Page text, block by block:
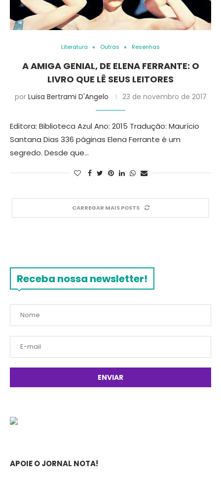
Literatura Outras Resenhas
A AMIGA GENIAL, DE ELENA FERRANTE: O
LIVRO QUE LÊ SEUS LEITORES
por Luisa Bertrami D'Angelo 23 de novembro de 2017
Editora: Biblioteca Azul Ano: 2015 Tradução: Maurício
Santana Dias 336 páginas Elena Ferrante é um
segredo. Desde que…
CARREGAR MAIS POSTS
Receba nossa newsletter!
APOIE O JORNAL NOTA!